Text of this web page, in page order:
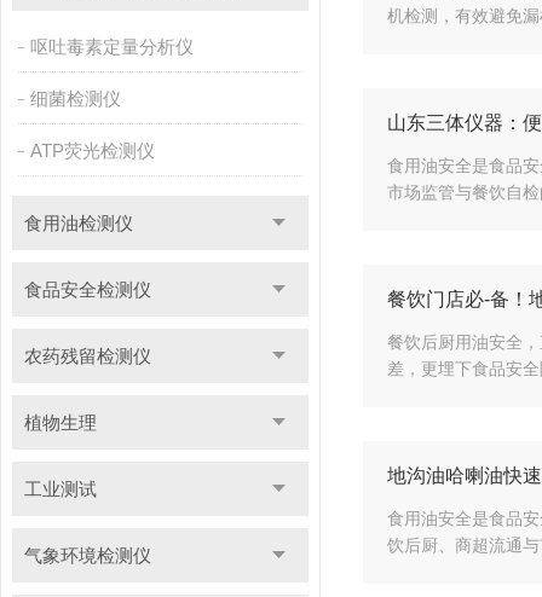
呕吐毒素定量分析仪
细菌检测仪
ATP荧光检测仪
食用油检测仪
食品安全检测仪
农药残留检测仪
植物生理
工业测试
气象环境检测仪
机检测，有效避免
山东三体仪器：
食用油安全是食品
市场监管与餐饮自
餐饮门店必-备！
餐饮后厨用油安全
差，更埋下食品安
地沟油哈喇油快
食用油安全是食品
饮后厨、商超流通